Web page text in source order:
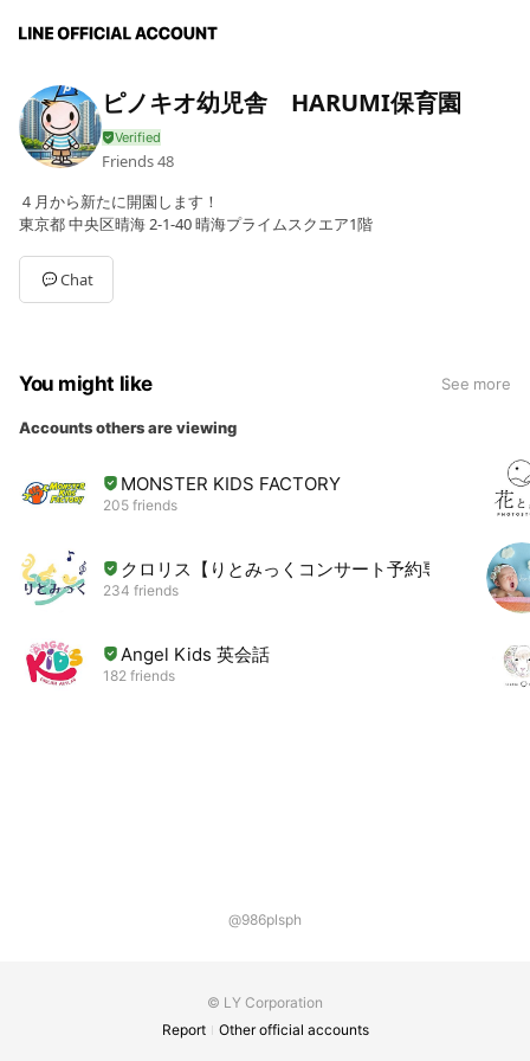
ピノキオ幼児舎 HARUMI保育園
Friends48
４月から新たに開園します！
東京都 中央区晴海 2-1-40 晴海プライムスクエア1階
Chat
You might like See more
Accounts others are viewing
MONSTER KIDS FACTORY
205 friends
クロリス【りとみっくコンサート予約専用】
234 friends
Angel Kids 英会話
182 friends
@986plsph
© LY Corporation
Report
Other official accounts